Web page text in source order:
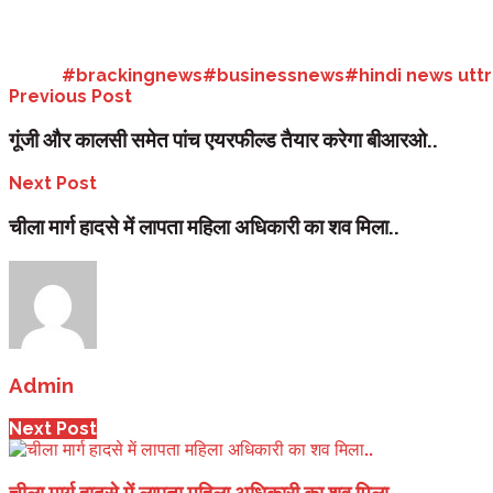
#brackingnews#businessnews#hindi news
Previous Post
गूंजी और कालसी समेत पांच एयरफील्ड तैयार करेगा बीआरओ..
Next Post
चीला मार्ग हादसे में लापता महिला अधिकारी का शव मिला..
Admin
Next Post